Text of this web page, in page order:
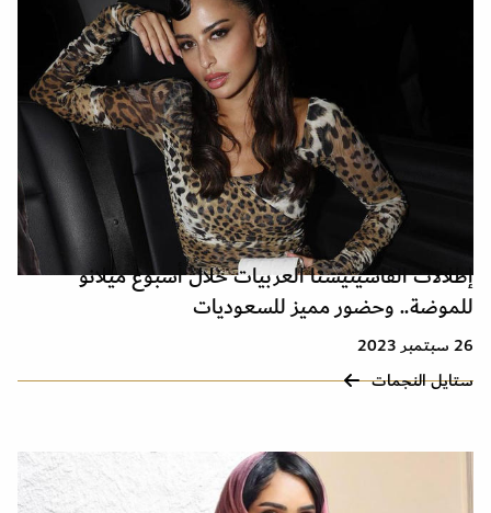
إطلالات الفاشينيستا العربيات خلال أسبوع ميلانو
للموضة.. وحضور مميز للسعوديات
26 سبتمبر 2023
ستايل النجمات